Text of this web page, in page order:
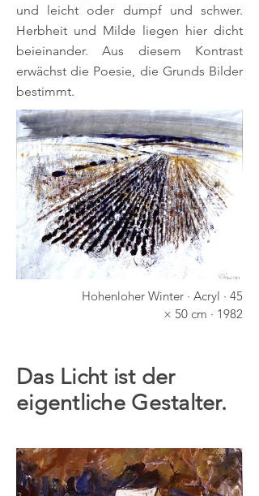
und leicht oder dumpf und schwer.
Herbheit und Milde liegen hier dicht
beieinander. Aus diesem Kontrast
erwächst die Poesie, die Grunds Bilder
bestimmt.
Hohenloher Winter · Acryl · 45
× 50 cm · 1982
Das Licht ist der
eigentliche Gestalter.